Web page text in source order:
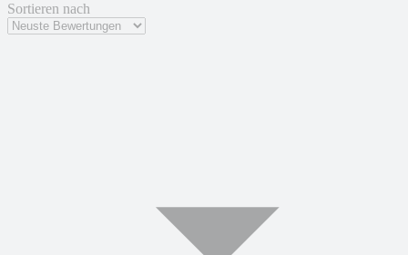
Sortieren nach